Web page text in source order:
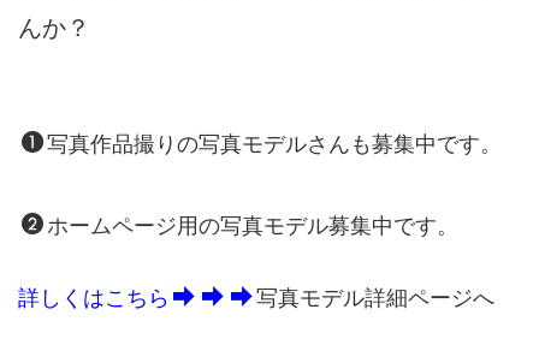
んか？
写真作品撮りの写真モデルさんも募集中です。
ホームページ用の写真モデル募集中です。
詳しくはこちら 写真モデル詳細ページへ